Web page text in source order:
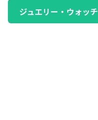
ジュエリー・ウォッチ